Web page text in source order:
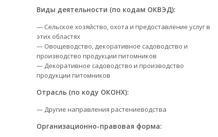
Виды деятельности (по кодам ОКВЭД):
— Сельское хозяйство, охота и предоставление услуг в
этих областях
— Овощеводство, декоративное садоводство и
производство продукции питомников
— Декоративное садоводство и производство
продукции питомников
Отрасль (по коду ОКОНХ):
— Другие направления растениеводства
Организационно-правовая форма: